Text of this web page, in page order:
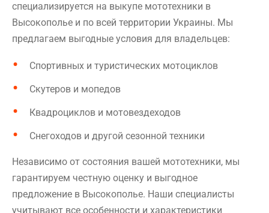
специализируется на выкупе мототехники в
Высокополье и по всей территории Украины. Мы
предлагаем выгодные условия для владельцев:
Спортивных и туристических мотоциклов
Скутеров и мопедов
Квадроциклов и мотовездеходов
Снегоходов и другой сезонной техники
Независимо от состояния вашей мототехники, мы
гарантируем честную оценку и выгодное
предложение в Высокополье. Наши специалисты
учитывают все особенности и характеристики